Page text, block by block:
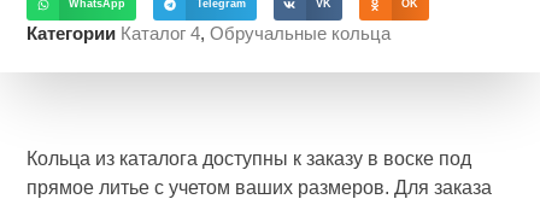
WhatsApp Telegram VK OK
Категории Каталог 4,Обручальные кольца
Кольца из каталога доступны к заказу в воске под
прямое литье с учетом ваших размеров. Для заказа